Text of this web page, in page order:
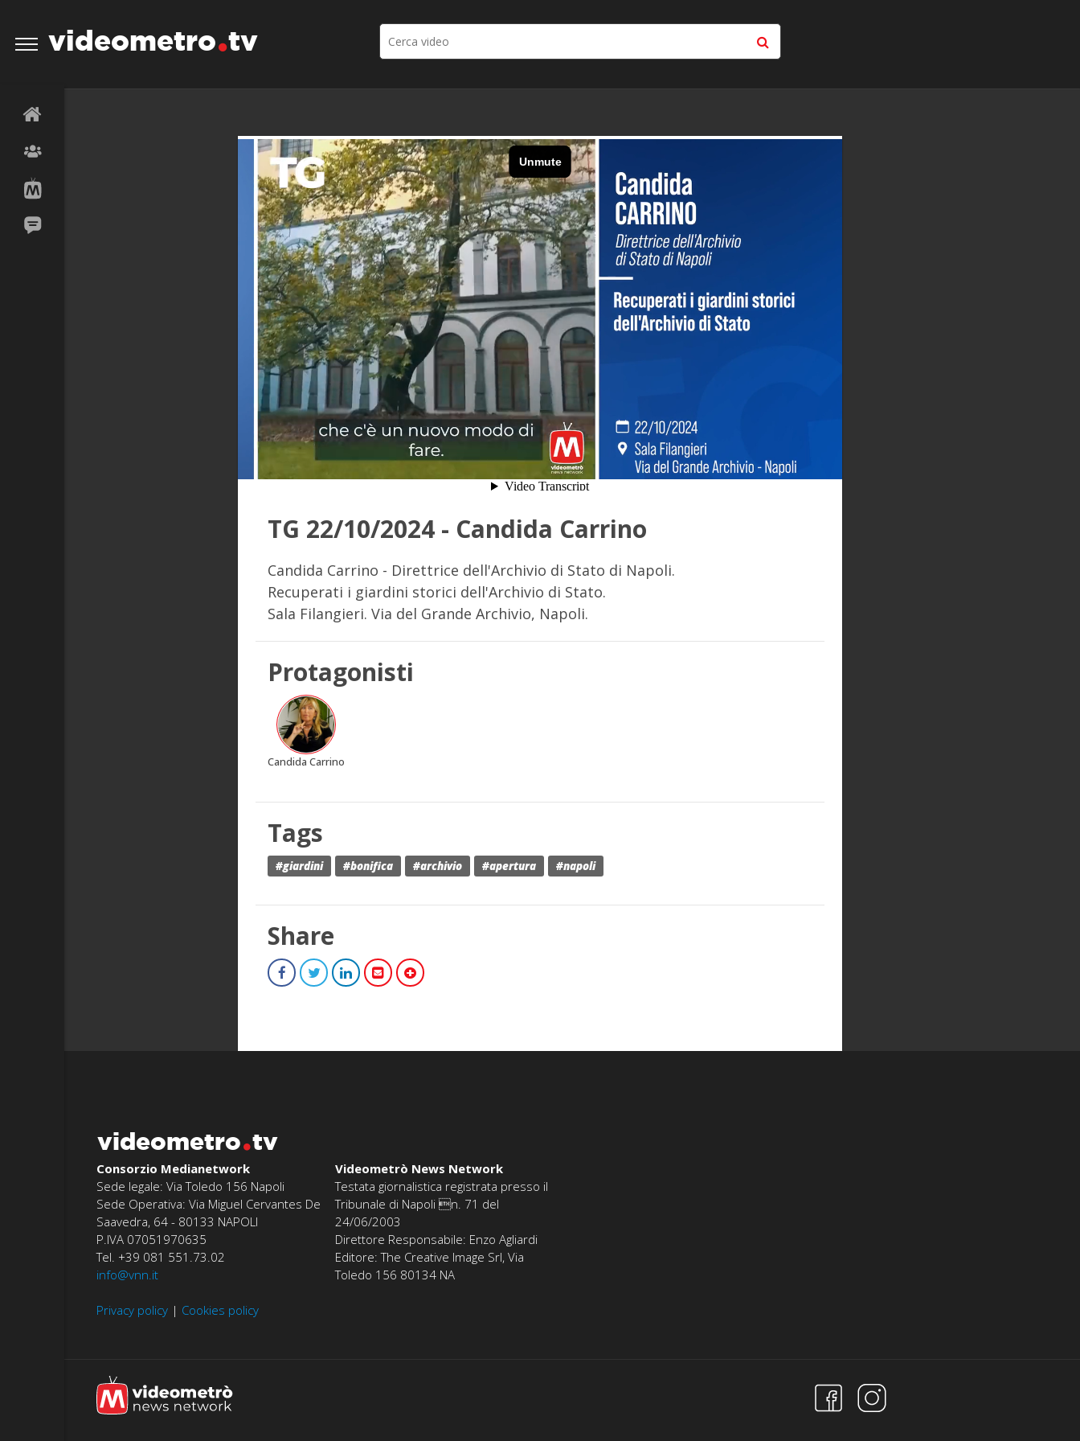
videometro tv
TG 22/10/2024 - Candida Carrino
Candida Carrino - Direttrice dell'Archivio di Stato di Napoli.
Recuperati i giardini storici dell'Archivio di Stato.
Sala Filangieri. Via del Grande Archivio, Napoli.
Protagonisti
Candida Carrino
Tags
#giardini #bonifica #archivio #apertura #napoli
Share
videometro tv
Consorzio Medianetwork
Sede legale: Via Toledo 156 Napoli
Sede Operativa: Via Miguel Cervantes De
Saavedra, 64 - 80133 NAPOLI
P.IVA 07051970635
Tel. +39 081 551.73.02
info@vnn.it
Privacy policy | Cookies policy
Videometrò News Network
Testata giornalistica registrata presso il
Tribunale di Napoli n. 71 del
24/06/2003
Direttore Responsabile: Enzo Agliardi
Editore: The Creative Image Srl, Via
Toledo 156 80134 NA